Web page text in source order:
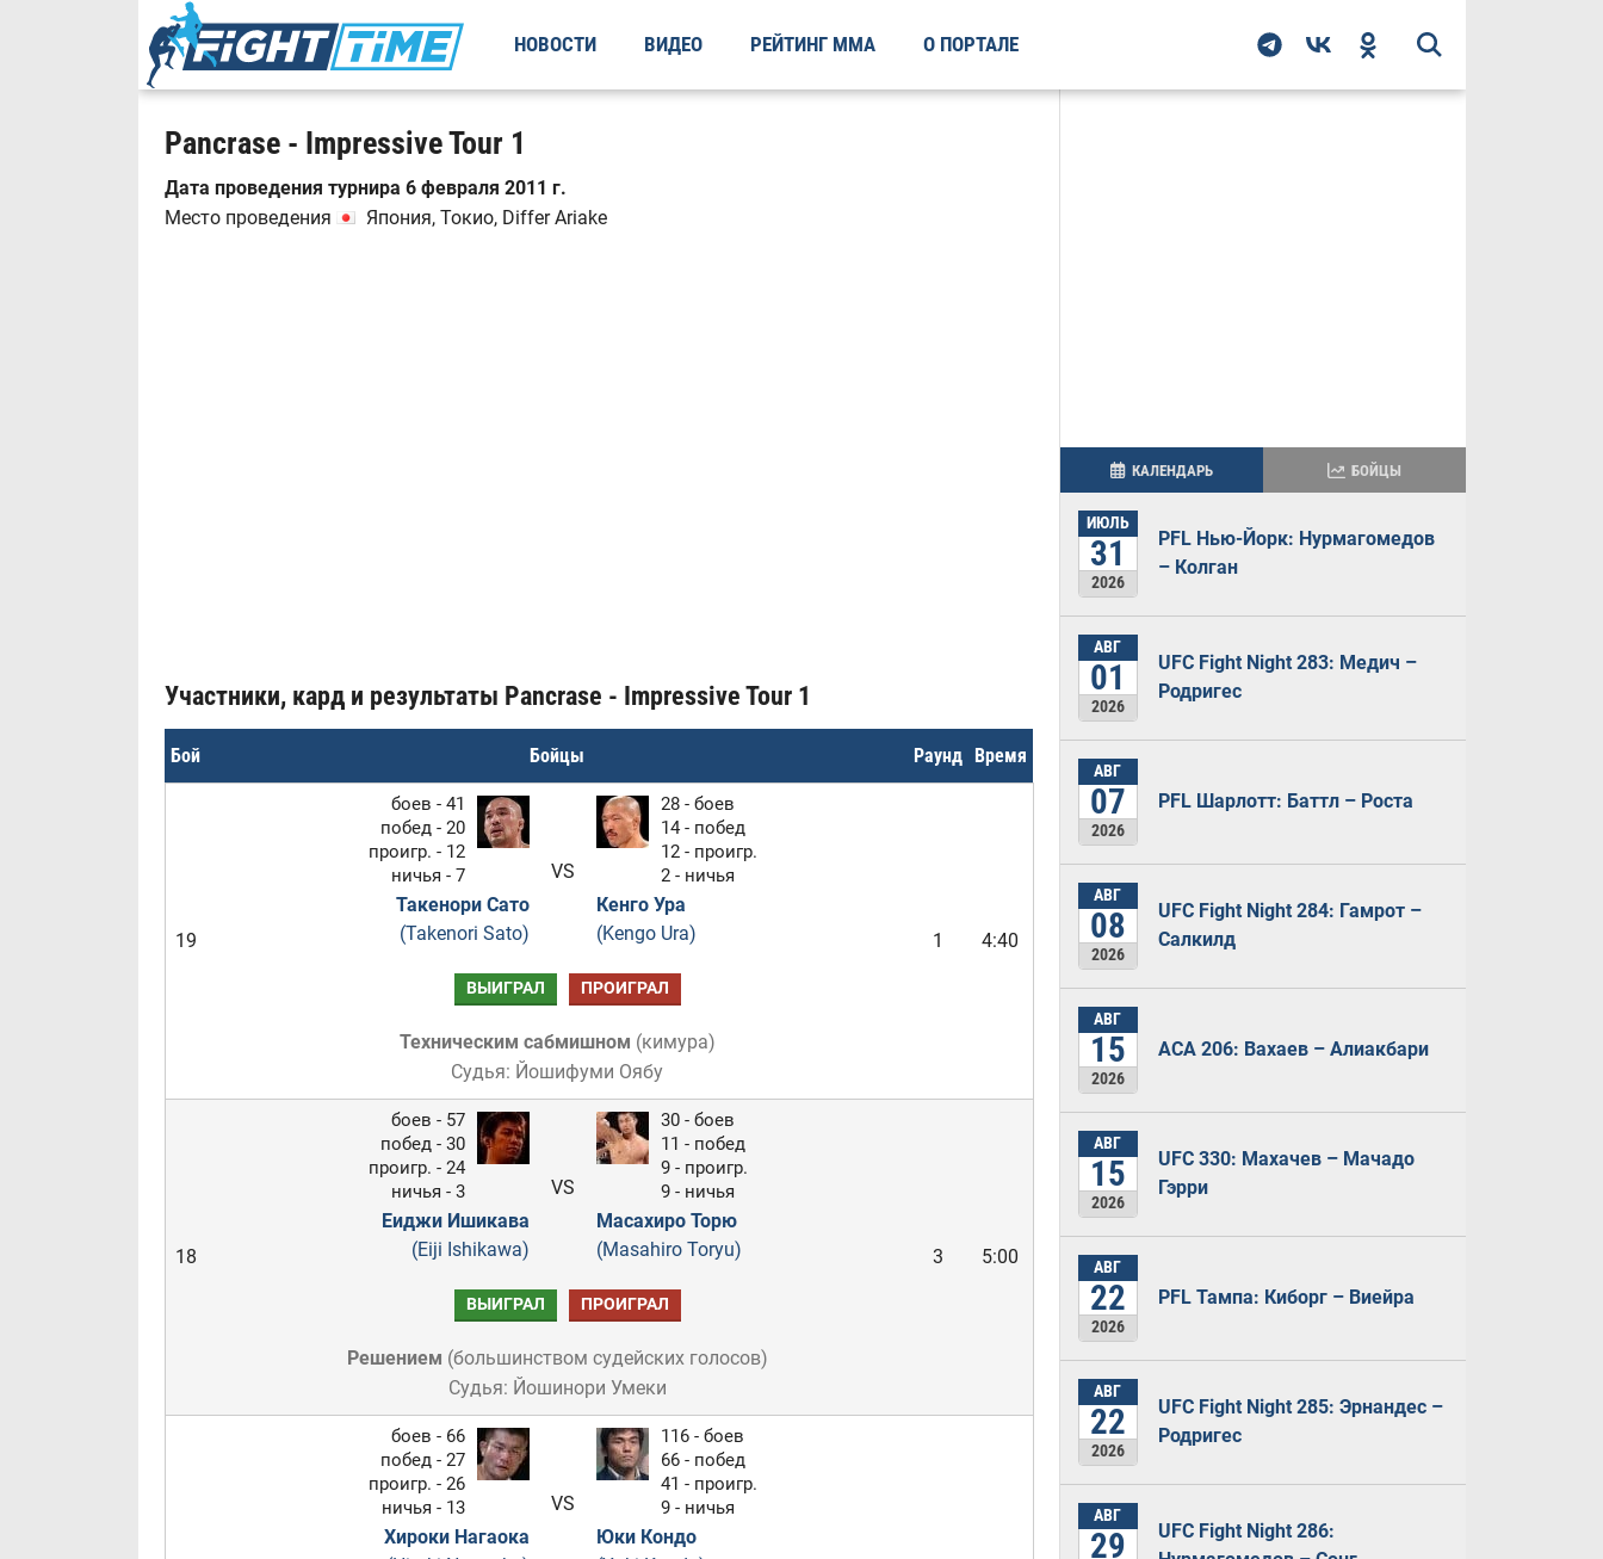
НОВОСТИ ВИДЕО РЕЙТИНГ ММА О ПОРТАЛЕ
Pancrase - Impressive Tour 1
Дата проведения турнира 6 февраля 2011 г.
Место проведения
Япония, Токио, Differ Ariake
Участники, кард и результаты Pancrase - Impressive Tour 1
Бой Бойцы Раунд Время
19
боев - 41
побед - 20
проигр. - 12
ничья - 7
Такенори Сато
(Takenori Sato)
VS
28 - боев
14 - побед
12 - проигр.
2 - ничья
Кенго Ура
(Kengo Ura)
1 4:40
ВЫИГРАЛ ПРОИГРАЛ
Техническим сабмишном (кимура)
Судья: Йошифуми Оябу
18
боев - 57
побед - 30
проигр. - 24
ничья - 3
Еиджи Ишикава
(Eiji Ishikawa)
VS
30 - боев
11 - побед
9 - проигр.
9 - ничья
Масахиро Торю
(Masahiro Toryu)
3 5:00
ВЫИГРАЛ ПРОИГРАЛ
Решением (большинством судейских голосов)
Судья: Йошинори Умеки
боев - 66
побед - 27
проигр. - 26
ничья - 13
Хироки Нагаока
VS
116 - боев
66 - побед
41 - проигр.
9 - ничья
Юки Кондо
КАЛЕНДАРЬ БОЙЦЫ
ИЮЛЬ
31
2026
PFL Нью-Йорк: Нурмагомедов
– Колган
АВГ
01
2026
UFC Fight Night 283: Медич –
Родригес
АВГ
07
2026
PFL Шарлотт: Баттл – Роста
АВГ
08
2026
UFC Fight Night 284: Гамрот –
Салкилд
АВГ
15
2026
ACA 206: Вахаев – Алиакбари
АВГ
15
2026
UFC 330: Махачев – Мачадо
Гэрри
АВГ
22
2026
PFL Тампа: Киборг – Виейра
АВГ
22
2026
UFC Fight Night 285: Эрнандес –
Родригес
АВГ
29
UFC Fight Night 286: